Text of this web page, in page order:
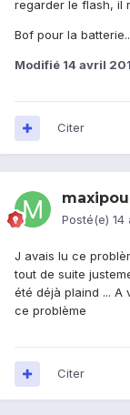
regarder le flash, il
Bof pour la
Modifié 14 avril
Citer
Posté(e) 14
J avais lu ce
tout de suite
été déjà plaind ...
ce problème
Citer